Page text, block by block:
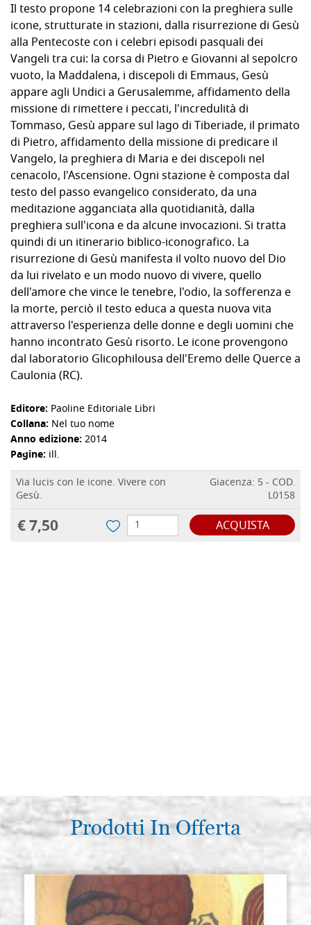
Il testo propone 14 celebrazioni con la preghiera sulle
icone, strutturate in stazioni, dalla risurrezione di Gesù
alla Pentecoste con i celebri episodi pasquali dei
Vangeli tra cui: la corsa di Pietro e Giovanni al sepolcro
vuoto, la Maddalena, i discepoli di Emmaus, Gesù
appare agli Undici a Gerusalemme, affidamento della
missione di rimettere i peccati, l'incredulità di
Tommaso, Gesù appare sul lago di Tiberiade, il primato
di Pietro, affidamento della missione di predicare il
Vangelo, la preghiera di Maria e dei discepoli nel
cenacolo, l'Ascensione. Ogni stazione è composta dal
testo del passo evangelico considerato, da una
meditazione agganciata alla quotidianità, dalla
preghiera sull'icona e da alcune invocazioni. Si tratta
quindi di un itinerario biblico-iconografico. La
risurrezione di Gesù manifesta il volto nuovo del Dio
da lui rivelato e un modo nuovo di vivere, quello
dell'amore che vince le tenebre, l'odio, la sofferenza e
la morte, perciò il testo educa a questa nuova vita
attraverso l'esperienza delle donne e degli uomini che
hanno incontrato Gesù risorto. Le icone provengono
dal laboratorio Glicophilousa dell'Eremo delle Querce a
Caulonia (RC).
Editore: Paoline Editoriale Libri
Collana: Nel tuo nome
Anno edizione: 2014
Pagine: ill.
Via lucis con le icone. Vivere con
Gesù.
Giacenza: 5 - COD.
L0158
€ 7,50 ACQUISTA
Prodotti In Offerta